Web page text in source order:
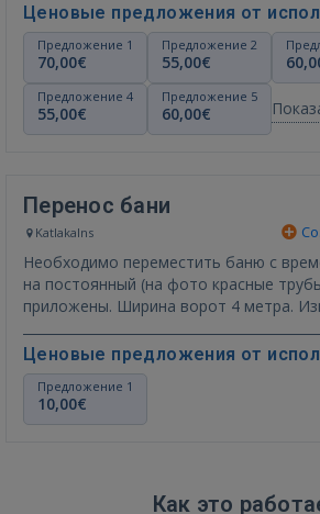
Ценовые предложения от
Предложение 1
70,00€
Предложение 2
55,00€
Предложение 4
55,00€
Предложение 5
60,00€
Перенос бани
Katlakalns
Необходимо переместить баню с
на постоянный (на фото красные
приложены. Ширина ворот 4 метра.
Ценовые предложения от
Предложение 1
10,00€
Как это